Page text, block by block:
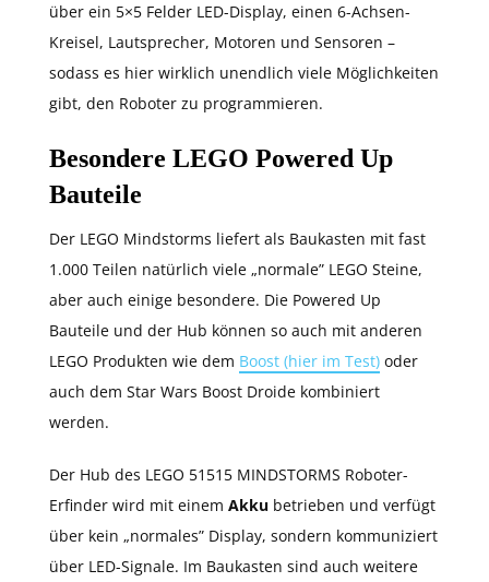
über ein 5×5 Felder LED-Display, einen 6-Achsen-
Kreisel, Lautsprecher, Motoren und Sensoren –
sodass es hier wirklich unendlich viele Möglichkeiten
gibt, den Roboter zu programmieren.
Besondere LEGO Powered Up
Bauteile
Der LEGO Mindstorms liefert als Baukasten mit fast
1.000 Teilen natürlich viele „normale” LEGO Steine,
aber auch einige besondere. Die Powered Up
Bauteile und der Hub können so auch mit anderen
LEGO Produkten wie dem Boost (hier im Test) oder
auch dem Star Wars Boost Droide kombiniert
werden.
Der Hub des LEGO 51515 MINDSTORMS Roboter-
Erfinder wird mit einem Akku betrieben und verfügt
über kein „normales” Display, sondern kommuniziert
über LED-Signale. Im Baukasten sind auch weitere